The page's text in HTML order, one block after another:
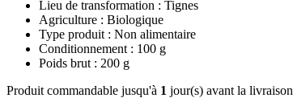
Lieu de transformation : Tignes
Agriculture : Biologique
Type produit : Non alimentaire
Conditionnement : 100 g
Poids brut : 200 g
Produit commandable jusqu'à 1 jour(s) avant la livraison